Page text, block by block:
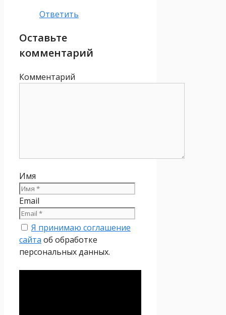
Ответить
Оставьте
комментарий
Комментарий
Имя
Email
Я принимаю соглашение
сайта об обработке
персональных данных.